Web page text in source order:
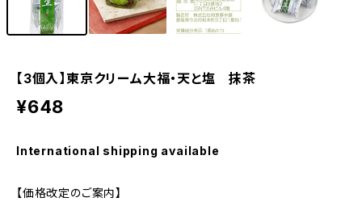
【3個入】東京クリーム大福・天と塩 抹茶
¥648
International shipping available
【価格改定のご案内】